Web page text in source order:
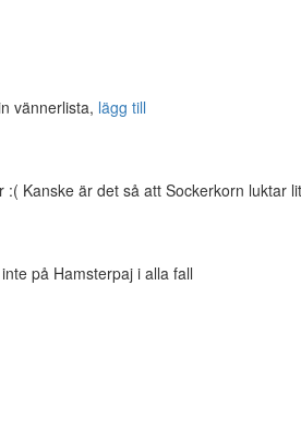
vännerlista, lägg till
Kanske är det så att Sockerkorn luktar
på Hamsterpaj i alla fall